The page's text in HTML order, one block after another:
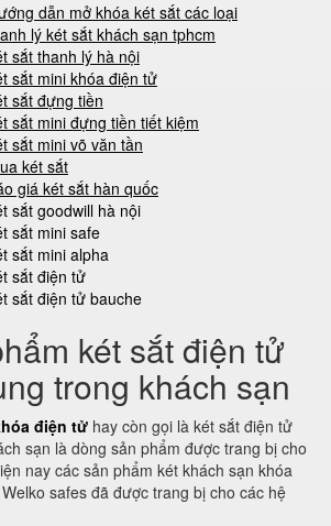
dẫn mở khóa két sắt các loại
lý két sắt khách sạn tphcm
sắt thanh lý hà nội
sắt mini khóa điện tử
sắt đựng tiền
sắt mini đựng tiền tiết kiệm
sắt mini võ văn tần
két sắt
giá két sắt hàn quốc
sắt goodwill hà nội
sắt mini safe
sắt mini alpha
sắt điện tử
sắt điện tử bauche
két sắt điện tử
trong khách sạn
điện tử hay còn gọi là két sắt điện tử
sạn là dòng sản phẩm được trang bị cho
nay các sản phẩm két khách sạn khóa
safes đã được trang bị cho các hệ